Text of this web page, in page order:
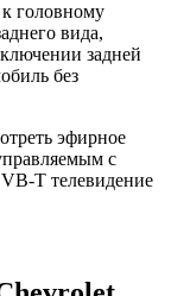
головному
вида,
задней
без
эфирное
с
T телевидение